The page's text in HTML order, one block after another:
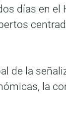
días en
de la
la